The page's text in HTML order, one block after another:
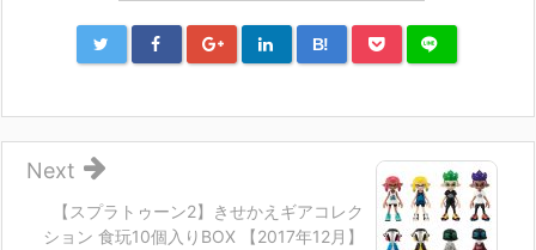
B!
【スプラトゥーン2】きせかえギアコレク
ション 食玩10個入りBOX 【2017年12月】
Next